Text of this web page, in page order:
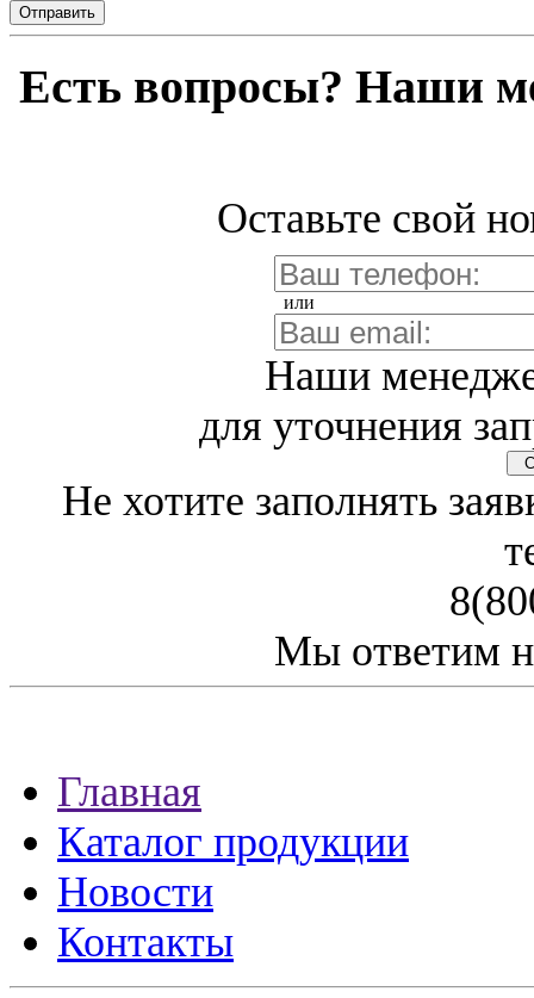
Отправить
Есть вопросы? Наши
Оставьте свой
или
Наши
для уточнения
Не хотите заполнять
Мы ответим
Главная
Каталог продукции
Новости
Контакты